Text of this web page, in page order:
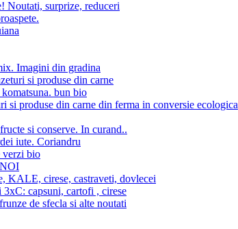
Noutati, surprize, reduceri
Imagini din gradina
si produse din carne
bun bio
si produse din carne din ferma in conversie ecologica
si conserve. In curand..
iute. Coriandru
verzi bio
KALE, cirese, castraveti, dovlecei
capsuni, cartofi , cirese
de sfecla si alte noutati